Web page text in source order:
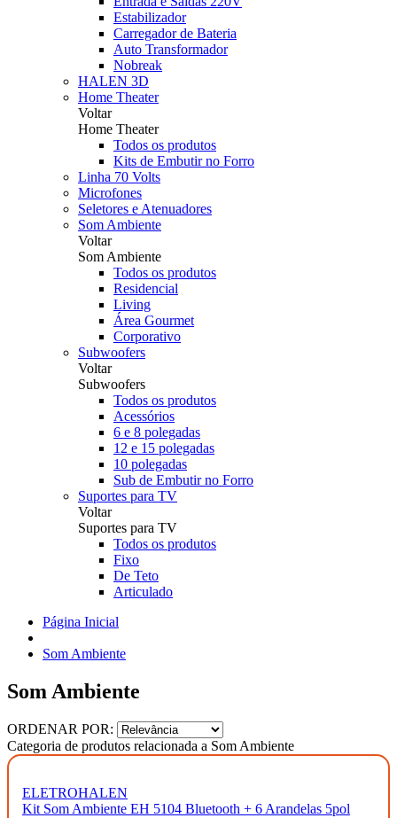
Estabilizador
Carregador de Bateria
Auto Transformador
Nobreak
HALEN 3D
Home Theater
Voltar
Home Theater
Todos os produtos
Kits de Embutir no Forro
Linha 70 Volts
Microfones
Seletores e Atenuadores
Som Ambiente
Voltar
Som Ambiente
Todos os produtos
Residencial
Living
Área Gourmet
Corporativo
Subwoofers
Voltar
Subwoofers
Todos os produtos
Acessórios
6 e 8 polegadas
12 e 15 polegadas
10 polegadas
Sub de Embutir no Forro
Suportes para TV
Voltar
Suportes para TV
Todos os produtos
Fixo
De Teto
Articulado
Página Inicial
Som Ambiente
Som Ambiente
ORDENAR POR:
Categoria de produtos relacionada a Som Ambiente
ELETROHALEN
Kit Som Ambiente EH 5104 Bluetooth + 6 Arandelas 5pol